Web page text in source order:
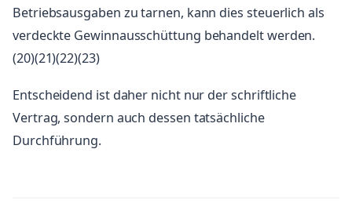
Betriebsausgaben zu tarnen, kann dies steuerlich als
verdeckte Gewinnausschüttung behandelt werden.
(20)(21)(22)(23)
Entscheidend ist daher nicht nur der schriftliche
Vertrag, sondern auch dessen tatsächliche
Durchführung.